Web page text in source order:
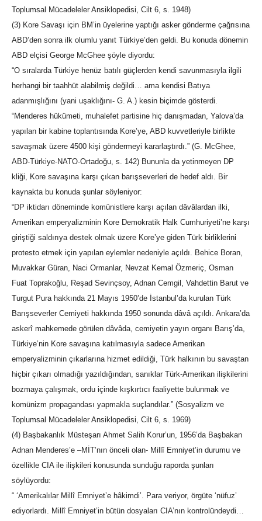
Toplumsal Mücadeleler Ansiklopedisi, Cilt 6, s. 1948)
(3) Kore Savaşı için BM’in üyelerine yaptığı asker gönderme çağrısına
ABD’den sonra ilk olumlu yanıt Türkiye’den geldi. Bu konuda dönemin
ABD elçisi George McGhee şöyle diyordu:
“O sıralarda Türkiye henüz batılı güçlerden kendi savunmasıyla ilgili
herhangi bir taahhüt alabilmiş değildi… ama kendisi Batıya
adanmışlığını (yani uşaklığını- G. A.) kesin biçimde gösterdi.
“Menderes hükümeti, muhalefet partisine hiç danışmadan, Yalova’da
yapılan bir kabine toplantısında Kore’ye, ABD kuvvetleriyle birlikte
savaşmak üzere 4500 kişi göndermeyi kararlaştırdı.” (G. McGhee,
ABD-Türkiye-NATO-Ortadoğu, s. 142) Bununla da yetinmeyen DP
kliği, Kore savaşına karşı çıkan barışseverleri de hedef aldı. Bir
kaynakta bu konuda şunlar söyleniyor:
“DP iktidarı döneminde komünistlere karşı açılan dâvâlardan ilki,
Amerikan emperyalizminin Kore Demokratik Halk Cumhuriyeti’ne karşı
giriştiği saldırıya destek olmak üzere Kore’ye giden Türk birliklerini
protesto etmek için yapılan eylemler nedeniyle açıldı. Behice Boran,
Muvakkar Güran, Naci Ormanlar, Nevzat Kemal Özmeriç, Osman
Fuat Toprakoğlu, Reşad Sevinçsoy, Adnan Cemgil, Vahdettin Barut ve
Turgut Pura hakkında 21 Mayıs 1950’de İstanbul’da kurulan Türk
Barışseverler Cemiyeti hakkında 1950 sonunda dâvâ açıldı. Ankara’da
askerî mahkemede görülen dâvâda, cemiyetin yayın organı Barış’da,
Türkiye’nin Kore savaşına katılmasıyla sadece Amerikan
emperyalizminin çıkarlarına hizmet edildiği, Türk halkının bu savaştan
hiçbir çıkarı olmadığı yazıldığından, sanıklar Türk-Amerikan ilişkilerini
bozmaya çalışmak, ordu içinde kışkırtıcı faaliyette bulunmak ve
komünizm propagandası yapmakla suçlandılar.” (Sosyalizm ve
Toplumsal Mücadeleler Ansiklopedisi, Cilt 6, s. 1969)
(4) Başbakanlık Müsteşarı Ahmet Salih Korur’un, 1956’da Başbakan
Adnan Menderes’e –MİT’nın önceli olan- Millî Emniyet’in durumu ve
özellikle CIA ile ilişkileri konusunda sunduğu raporda şunları
söylüyordu:
“ ‘Amerikalılar Millî Emniyet’e hâkimdi’. Para veriyor, örgüte ‘nüfuz’
ediyorlardı. Millî Emniyet’in bütün dosyaları CIA’nın kontrolündeydi…